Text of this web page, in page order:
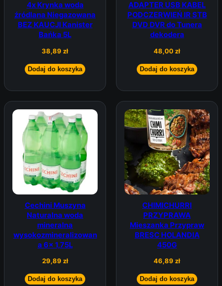
4x Krynka woda
źródlana Niegazowana
BEZ KAUCJI Kanister
Bańka 5L
38,89 zł
Dodaj do koszyka
ADAPTER USB KABEL
PODCZERWIEŃ IR STB
DVD DVR do Tunera
dekodera
48,00zł
Dodaj do koszyka
Cechini Muszyna
Naturalna woda
mineralna
wysokozmineralizowan
a 6x 1,75L
29,89 zł
Dodaj do koszyka
CHIMICHURRI
PRZYPRAWA
Mieszanka Przypraw
BRESC HOLANDIA
450G
46,89 zł
Dodaj do koszyka